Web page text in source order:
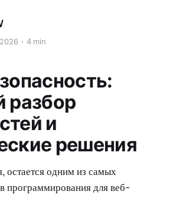
4 min
разбор
и
решения
остается одним из самых
программирования для веб-